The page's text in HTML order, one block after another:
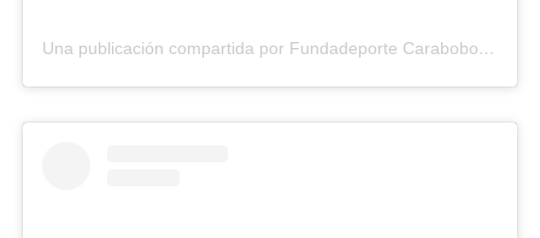
Una publicación compartida por Fundadeporte Carabobo (@fundadeporte)